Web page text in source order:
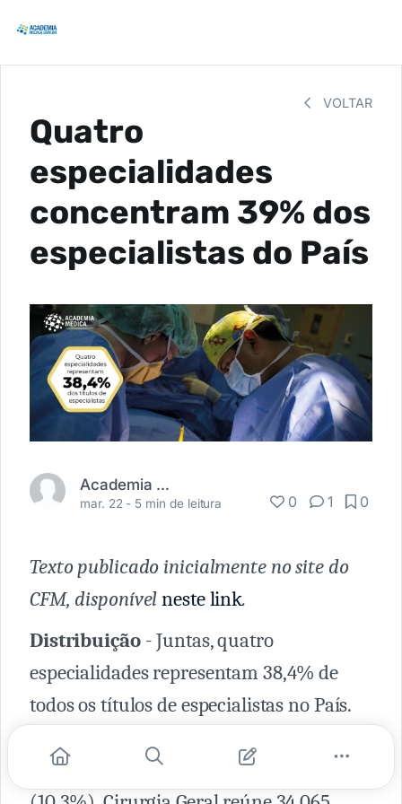
VOLTAR
Quatro
especialidades
concentram 39% dos
especialistas do País
Academia Médica
mar. 22 - 5 min de leitura 0 1 0
Texto publicado inicialmente no site do
CFM, disponívelneste link.
Distribuição- Juntas, quatro
especialidades representam 38,4% de
todos os títulos de especialistas no País.
11,2% do total. Pediatria, 39.234 titulados